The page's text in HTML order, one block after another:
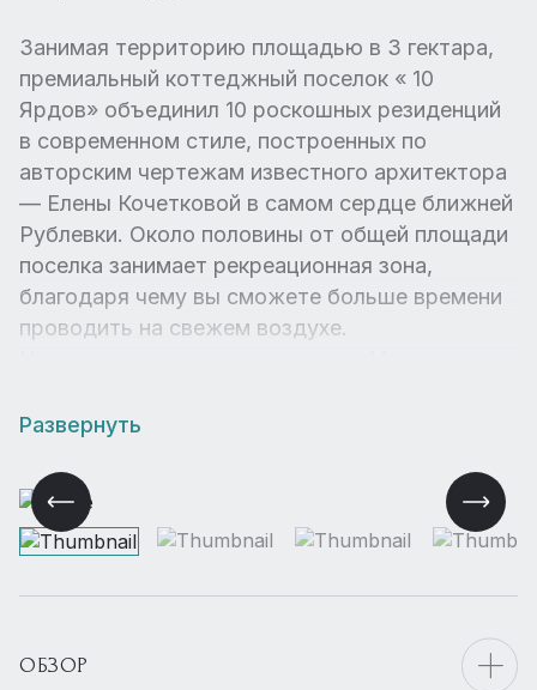
Занимая территорию площадью в 3 гектара,
премиальный коттеджный поселок « 10
Ярдов» объединил 10 роскошных резиденций
в современном стиле, построенных по
авторским чертежам известного архитектора
— Елены Кочетковой в самом сердце ближней
Рублевки. Около половины от общей площади
поселка занимает рекреационная зона,
благодаря чему вы сможете больше времени
проводить на свежем воздухе.
экологическая обстановка, а также широкий
« 10 Ярдов» можно смело назвать отличной
инвестицией в ваше счастливое будущее.
Развернуть
ОБЗОР